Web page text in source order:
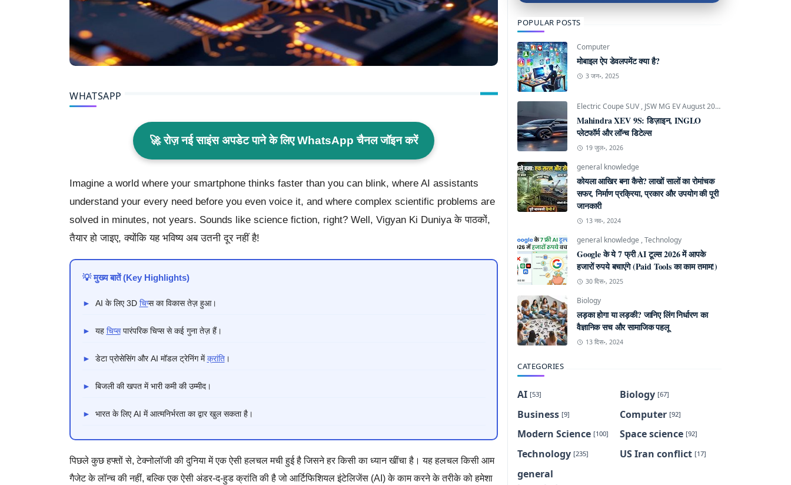
WHATSAPP
🚀 रोज़ नई साइंस अपडेट पाने के लिए WhatsApp चैनल जॉइन करें
Imagine a world where your smartphone thinks faster than you can blink, where AI assistants
understand your every need before you even voice it, and where complex scientific problems are
solved in minutes, not years. Sounds like science fiction, right? Well, Vigyan Ki Duniya के पाठकों,
तैयार हो जाइए, क्योंकि यह भविष्य अब उतनी दूर नहीं है!
💡 मुख्य बातें (Key Highlights)
► AI के लिए 3D चिप्स का विकास तेज़ हुआ।
► यह चिप्सपारंपरिक चिप्स से कई गुना तेज़ हैं।
► डेटा प्रोसेसिंग और AI मॉडल ट्रेनिंग मेंक्रांति।
► बिजली की खपत में भारी कमी की उम्मीद।
► भारत के लिए AI में आत्मनिर्भरता का द्वार खुल सकता है।
पिछले कुछ हफ्तों से, टेक्नोलॉजी की दुनिया में एक ऐसी हलचल मची हुई है जिसने हर किसी का ध्यान खींचा है। यह हलचल किसी आम
गैजेट के लॉन्च की नहीं, बल्कि एक ऐसी अंडर-द-हुड क्रांति की है जो आर्टिफिशियल इंटेलिजेंस (AI) के काम करने के तरीके को हमेशा
POPULAR POSTS
Computer
मोबाइल ऐप डेवलपमेंट क्या है?
3 जन॰, 2025
Electric Coupe SUV , JSW MG EV August 2026
Mahindra XEV 9S: डिज़ाइन, INGLO
प्लेटफॉर्म और लॉन्च डिटेल्स
19 जुल॰, 2026
general knowledge
कोयला आखिर बना कैसे? लाखों सालों का रोमांचक
सफर, निर्माण प्रक्रिया, प्रकार और उपयोग की पूरी
जानकारी
13 नव॰, 2024
general knowledge ,Technology
Google के ये 7 फ्री AI टूल्स 2026 में आपके
हजारों रुपये बचाएंगे (Paid Tools का काम तमाम!)
30 दिस॰, 2025
Biology
लड़का होगा या लड़की? जानिए लिंग निर्धारण का
वैज्ञानिक सच और सामाजिक पहलू
13 दिस॰, 2024
CATEGORIES
AI [53] Biology [67]
Business [9] Computer [92]
Modern Science [100] Space science [92]
Technology [235] US Iran conflict [17]
general